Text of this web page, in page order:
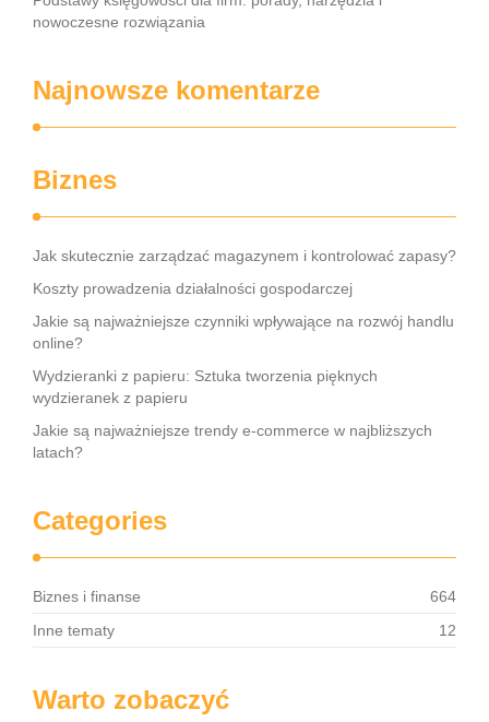
nowoczesne rozwiązania
Najnowsze komentarze
Biznes
Jak skutecznie zarządzać magazynem i kontrolować zapasy?
Koszty prowadzenia działalności gospodarczej
Jakie są najważniejsze czynniki wpływające na rozwój handlu
online?
Wydzieranki z papieru: Sztuka tworzenia pięknych
wydzieranek z papieru
Jakie są najważniejsze trendy e-commerce w najbliższych
latach?
Categories
Biznes i finanse
664
Inne tematy
12
Warto zobaczyć